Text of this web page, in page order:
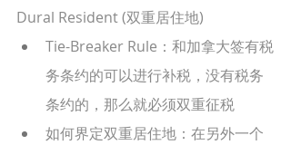
Dural Resident (双重居住地)
Tie-Breaker Rule：和加拿大签有税
务条约的可以进行补税，没有税务
条约的，那么就必须双重征税
如何界定双重居住地：在另外一个